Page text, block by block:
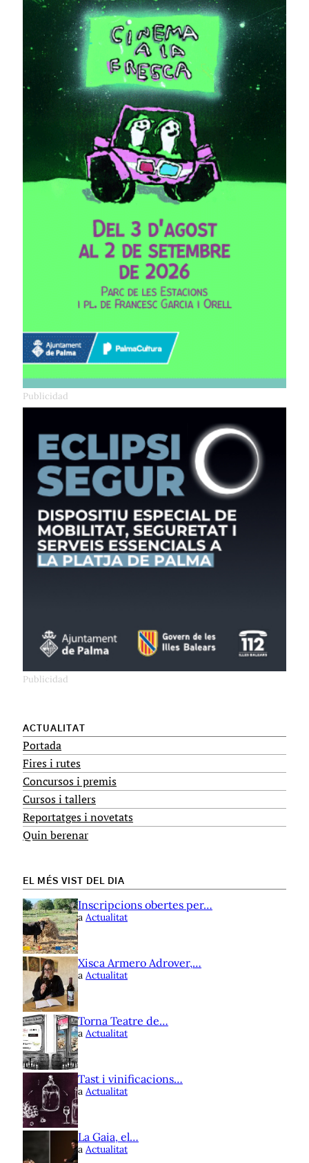
ACTUALITAT
Portada
Fires i rutes
Concursos i premis
Cursos i tallers
Reportatges i novetats
Quin berenar
EL MÉS VIST DEL DIA
Inscripcions obertes per…
a Actualitat
Xisca Armero Adrover,…
a Actualitat
Torna Teatre de…
a Actualitat
Tast i vinificacions…
a Actualitat
La Gaia, el…
a Actualitat